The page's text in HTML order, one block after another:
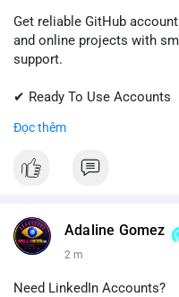
Get reliable GitHub
and online projects with
support.
✔ Ready To Use Accounts
✔ Trusted Customer Support
📱 WhatsApp: +1 (681) 549-
#github #githubaccount
#sellssmm
Đọc thêm
Adaline Gomez
2 m
Need LinkedIn Accounts?